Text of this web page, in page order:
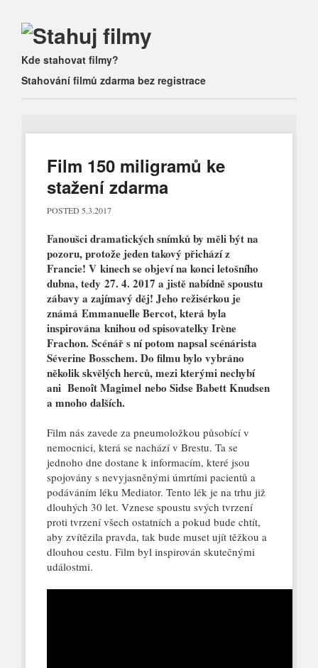
Main menu
Skip
to
content
Kde stahovat filmy?
Stahování filmů zdarma bez registrace
Film 150 miligramů ke
stažení zdarma
POSTED 5.3.2017
Fanoušci dramatických snímků by měli být na
pozoru, protože jeden takový přichází z
Francie! V kinech se objeví na konci letošního
dubna, tedy 27. 4. 2017 a jistě nabídně spoustu
zábavy a zajímavý děj! Jeho režisérkou je
známá Emmanuelle Bercot, která byla
inspirována knihou od spisovatelky Irène
Frachon. Scénář s ní potom napsal scénárista
Séverine Bosschem. Do filmu bylo vybráno
několik skvělých herců, mezi kterými nechybí
ani Benoît Magimel nebo Sidse Babett Knudsen
a mnoho dalších.
Film nás zavede za pneumoložkou působící v
nemocnici, která se nachází v Brestu. Ta se
jednoho dne dostane k informacím, které jsou
spojovány s nevyjasněnými úmrtími pacientů a
podáváním léku Mediator. Tento lék je na trhu již
dlouhých 30 let. Vznese spoustu svých tvrzení
proti tvrzení všech ostatních a pokud bude chtít,
aby zvítězila pravda, tak bude muset ujít těžkou a
dlouhou cestu. Film byl inspirován skutečnými
událostmi.